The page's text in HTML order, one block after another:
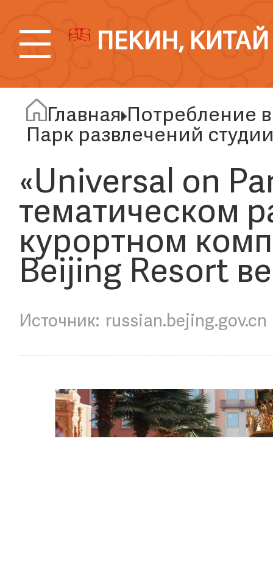
ПЕКИН, КИТАЙ
Главная Потребление
Парк развлечений
«Universal on
тематическом
курортном
Beijing Resort
russian.bejing.gov.cn